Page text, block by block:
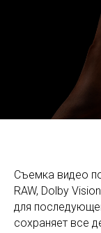
Съемка видео
RAW, Dolby
для
сохраняет все